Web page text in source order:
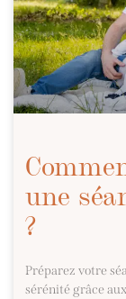
une
?
Préparez votre
sérénité grâce